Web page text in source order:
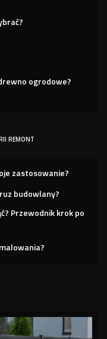
ogrodowe?
REMONT
zastosowanie?
budowlany?
Przewodnik krok po